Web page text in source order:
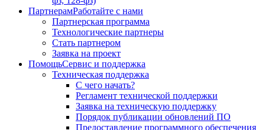
ПартнерамРаботайте с нами
Партнерская программа
Технологические партнеры
Стать партнером
Заявка на проект
ПомощьСервис и поддержка
Техническая поддержка
С чего начать?
Регламент технической поддержки
Заявка на техническую поддержку
Порядок публикации обновлений ПО
Предоставление программного обеспечения